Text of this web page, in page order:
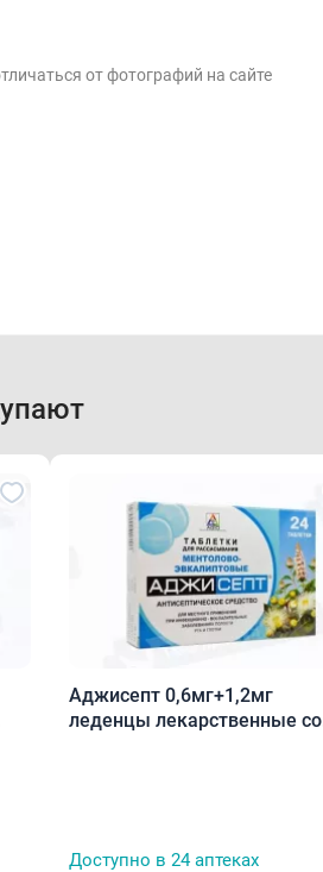
от фотографий на сайте
Аджисепт 0,6мг+1,2мг
леденцы лекарственные со
Доступно в 24 аптеках